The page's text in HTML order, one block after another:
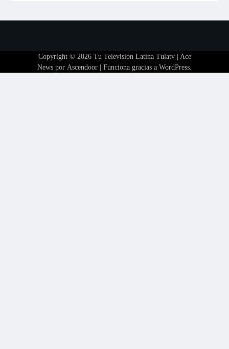
Copyright © 2026 Tu Televisión Latina Tulatv| Ace
News por Ascendoor | Funciona gracias a WordPress